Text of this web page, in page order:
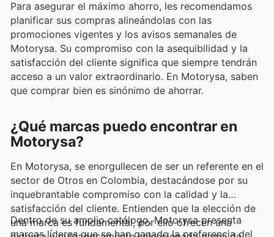
Para asegurar el máximo ahorro, les recomendamos
planificar sus compras alineándolas con las
promociones vigentes y los avisos semanales de
Motorysa. Su compromiso con la asequibilidad y la
satisfacción del cliente significa que siempre tendrán
acceso a un valor extraordinario. En Motorysa, saben
que comprar bien es sinónimo de ahorrar.
¿Qué marcas puedo encontrar en
Motorysa?
En Motorysa, se enorgullecen de ser un referente en el
sector de Otros en Colombia, destacándose por su
inquebrantable compromiso con la calidad y la
satisfacción del cliente. Entienden que la elección de
una marca es fundamental, por ello ofrecen una
Dentro de su amplio catálogo, Motorysa presenta
marcas líderes que se han ganado la preferencia del